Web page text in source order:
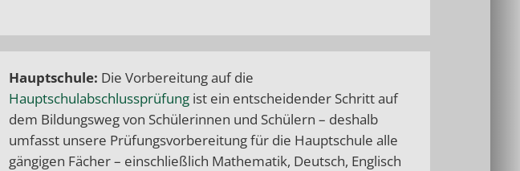
Hauptschule: Die Vorbereitung auf die
Hauptschulabschlussprüfung ist ein entscheidender Schritt auf
dem Bildungsweg von Schülerinnen und Schülern – deshalb
umfasst unsere Prüfungsvorbereitung für die Hauptschule alle
gängigen Fächer – einschließlich Mathematik, Deutsch, Englisch